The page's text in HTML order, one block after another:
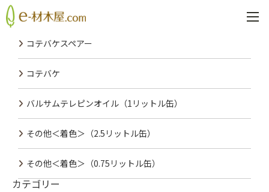
PREV
NEXT
最近の投稿
コテバケスペアー
コテバケ
バルサムテレピンオイル（1リットル缶）
その他＜着色＞（2.5リットル缶）
その他＜着色＞（0.75リットル缶）
カテゴリー